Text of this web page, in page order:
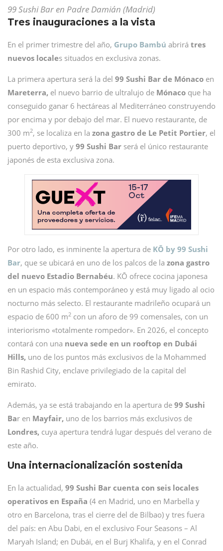
99 Sushi Bar en Padre Damián (Madrid)
Tres inauguraciones a la vista
En el primer trimestre del año, Grupo Bambú abrirá tres
nuevos locales situados en exclusiva zonas.
La primera apertura será la del 99 Sushi Bar de Mónaco en
Mareterra, el nuevo barrio de ultralujo de Mónaco que ha
conseguido ganar 6 hectáreas al Mediterráneo construyendo
por encima y por debajo del mar. El nuevo restaurante, de
300 m2, se localiza en la zona gastro de Le Petit Portier, el
puerto deportivo, y 99 Sushi Bar será el único restaurante
japonés de esta exclusiva zona.
Por otro lado, es inminente la apertura de KŌ by 99 Sushi
Bar, que se ubicará en uno de los palcos de la zona gastro
del nuevo Estadio Bernabéu. KŌ ofrece cocina japonesa
en un espacio más contemporáneo y está muy ligado al ocio
nocturno más selecto. El restaurante madrileño ocupará un
espacio de 600 m2 con un aforo de 99 comensales, con un
interiorismo «totalmente rompedor». En 2026, el concepto
contará con una nueva sede en un rooftop en Dubái
Hills, uno de los puntos más exclusivos de la Mohammed
Bin Rashid City, enclave privilegiado de la capital del
emirato.
Además, ya se está trabajando en la apertura de 99 Sushi
Bar en Mayfair, uno de los barrios más exclusivos de
Londres, cuya apertura tendrá lugar después del verano de
este año.
Una internacionalización sostenida
En la actualidad, 99 Sushi Bar cuenta con seis locales
operativos en España (4 en Madrid, uno en Marbella y
otro en Barcelona, tras el cierre del de Bilbao) y tres fuera
del país: en Abu Dabi, en el exclusivo Four Seasons – Al
Maryah Island; en Dubái, en el Burj Khalifa, y en el Conrad